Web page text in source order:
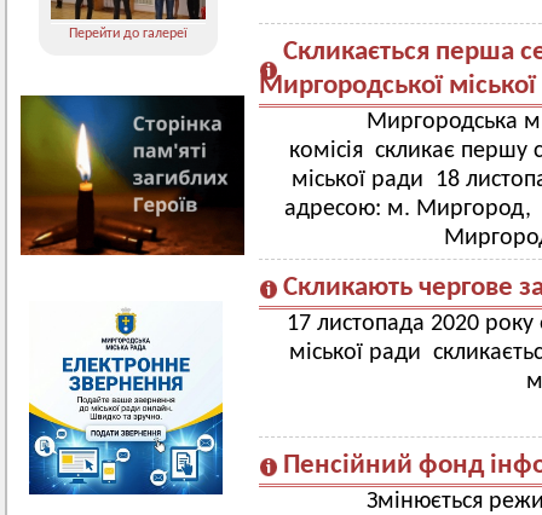
Перейти до галереї
Скликається перша
Миргородської
Миргородська
комісія скликає першу
міської ради 18
адресою: м. Миргород,
Скликають чергове
17 листопада 2020 року
міської ради
Пенсійний фонд
Змінюється